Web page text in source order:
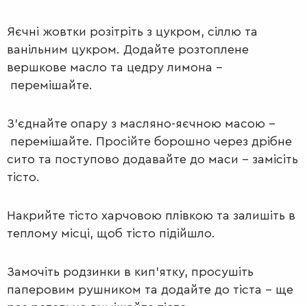
Яєчні жовтки розітріть з цукром, сіллю та
ванільним цукром. Додайте розтоплене
вершкове масло та цедру лимона –
перемішайте.
З’єднайте опару з масляно-яєчною масою –
перемішайте. Просійте борошно через дрібне
сито та поступово додавайте до маси – замісіть
тісто.
Накрийте тісто харчовою плівкою та залишіть в
теплому місці, щоб тісто підійшло.
Замочіть родзинки в кип'ятку, просушіть
паперовим рушником та додайте до тіста – ще